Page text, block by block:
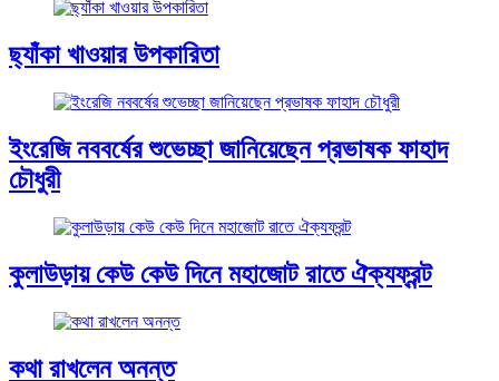
ছ্যাঁকা খাওয়ার উপকারিতা
ইংরেজি নববর্ষের শুভেচ্ছা জানিয়েছেন প্রভাষক ফাহাদ
চৌধুরী
কুলাউড়ায় কেউ কেউ দিনে মহাজোট রাতে ঐক্যফ্রন্ট
কথা রাখলেন অনন্ত